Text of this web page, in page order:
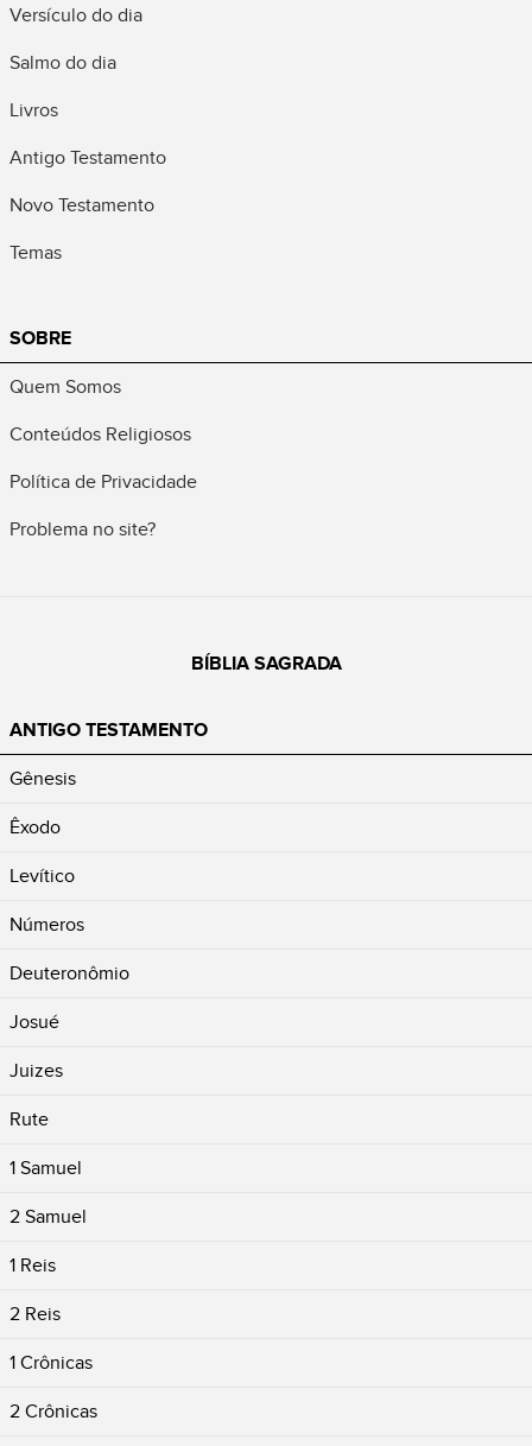
Versículo do dia
Salmo do dia
Livros
Antigo Testamento
Novo Testamento
Temas
SOBRE
Quem Somos
Conteúdos Religiosos
Política de Privacidade
Problema no site?
BÍBLIA SAGRADA
ANTIGO TESTAMENTO
Gênesis
Êxodo
Levítico
Números
Deuteronômio
Josué
Juizes
Rute
1 Samuel
2 Samuel
1 Reis
2 Reis
1 Crônicas
2 Crônicas